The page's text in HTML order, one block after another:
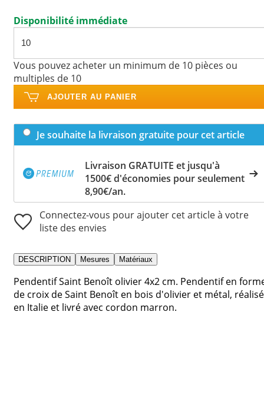
Disponibilité immédiate
Vous pouvez acheter un minimum de 10 pièces ou
multiples de 10
AJOUTER AU PANIER
Je souhaite la livraison gratuite pour cet article
Livraison GRATUITE et jusqu'à
1500€ d'économies pour seulement
8,90€/an.
Connectez-vous pour ajouter cet article à votre
liste des envies
DESCRIPTION Mesures Matériaux
Pendentif Saint Benoît olivier 4x2 cm. Pendentif en
de croix de Saint Benoît en bois d'olivier et métal, réalisé
en Italie et livré avec cordon marron.